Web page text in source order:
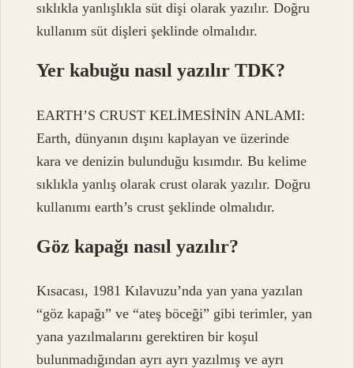
sıklıkla yanlışlıkla süt dişi olarak yazılır. Doğru
kullanım süt dişleri şeklinde olmalıdır.
Yer kabuğu nasıl yazılır TDK?
EARTH’S CRUST KELİMESİNİN ANLAMI:
Earth, dünyanın dışını kaplayan ve üzerinde
kara ve denizin bulunduğu kısımdır. Bu kelime
sıklıkla yanlış olarak crust olarak yazılır. Doğru
kullanımı earth’s crust şeklinde olmalıdır.
Göz kapağı nasıl yazılır?
Kısacası, 1981 Kılavuzu’nda yan yana yazılan
“göz kapağı” ve “ateş böceği” gibi terimler, yan
yana yazılmalarını gerektiren bir koşul
bulunmadığından ayrı ayrı yazılmış ve ayrı